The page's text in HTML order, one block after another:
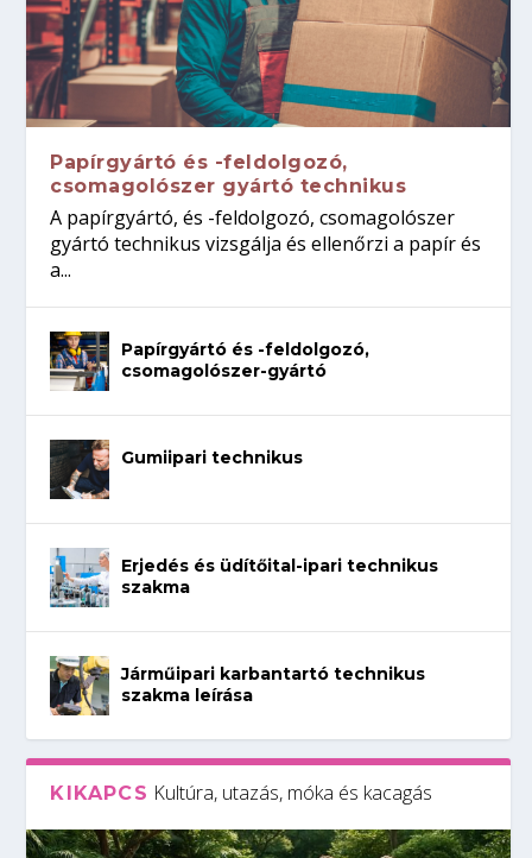
Papírgyártó és -feldolgozó,
csomagolószer gyártó technikus
A papírgyártó, és -feldolgozó, csomagolószer
gyártó technikus vizsgálja és ellenőrzi a papír és
a...
Papírgyártó és -feldolgozó,
csomagolószer-gyártó
Gumiipari technikus
Erjedés és üdítőital-ipari technikus
szakma
Járműipari karbantartó technikus
szakma leírása
KIKAPCS Kultúra, utazás, móka és kacagás